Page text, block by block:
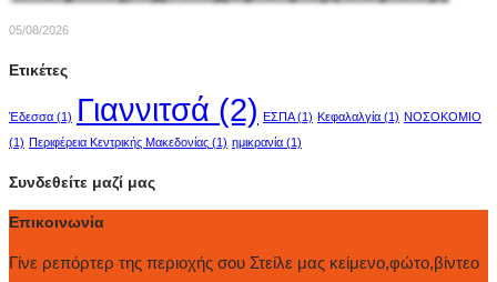
05/08/2026
Ετικέτες
Έδεσσα (1) Γιαννιτσά (2) ΕΣΠΑ(1) Κεφαλαλγία (1) ΝΟΣΟΚΟΜΙΟ
(1) Περιφέρεια Κεντρικής Μακεδονίας (1) ημικρανία (1)
Συνδεθείτε μαζί μας
Επικοινωνία
Γίνε ρεπόρτερ της περιοχής σου Στείλε μας κείμενο,φώτο,βίντεο